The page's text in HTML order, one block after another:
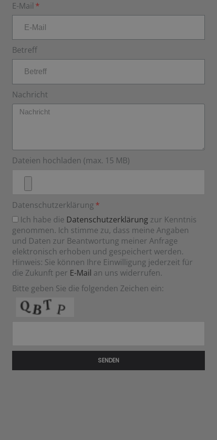
E-Mail
Betreff
Nachricht
Dateien hochladen (max. 15 MB)
Datenschutzerklärung
Ich habe die Datenschutzerklärung zur Kenntnis
genommen. Ich stimme zu, dass meine Angaben
und Daten zur Beantwortung meiner Anfrage
elektronisch erhoben und gespeichert werden.
Hinweis: Sie können Ihre Einwilligung jederzeit für
die Zukunft per E-Mail an uns widerrufen.
Bitte geben Sie die folgenden Zeichen ein:
SENDEN